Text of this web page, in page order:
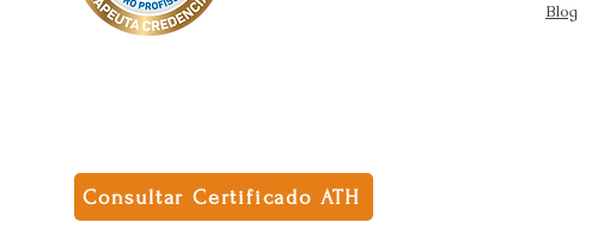
Consultar Certificado ATH
Blog